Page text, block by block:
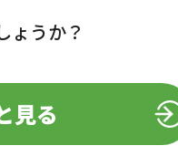
ょうか？
見る